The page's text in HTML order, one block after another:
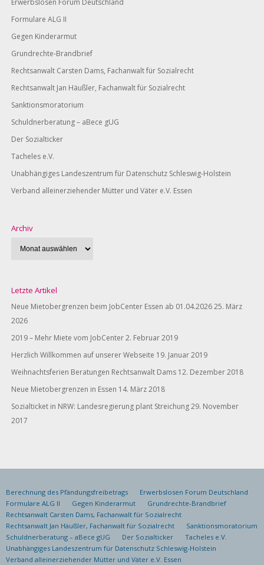
Erwerbslosen Forum Deutschland
Formulare ALG II
Gegen Kinderarmut
Grundrechte-Brandbrief
Rechtsanwalt Carsten Dams, Fachanwalt für Sozialrecht
Rechtsanwalt Jan Häußler, Fachanwalt für Sozialrecht
Sanktionsmoratorium
Schuldnerberatung – aBece gUG
Der Sozialticker
Tacheles e.V.
Unabhängiges Landeszentrum für Datenschutz Schleswig-Holstein
Verband alleinerziehender Mütter und Väter e.V. Essen
Archiv
Letzte Artikel
Neue Mietobergrenzen beim JobCenter Essen ab 01.04.202625. März
2026
2019 – Mehr Miete vom JobCenter2. Februar 2019
Herzlich Willkommen auf unserer Webseite 19. Januar 2019
Weihnachtsferien Beratungen Rechtsanwalt Dams 12. Dezember 2018
Neue Mietobergrenzen in Essen 14. März 2018
Sozialticket in NRW: Landesregierung plant Streichung29. November
2017
Berechnung des Pfändungsfreibetrags
Erwerbslosen Forum Deutschland
Formulare ALG II
Gegen Kinderarmut
Grundrechte-Brandbrief
Rechtsanwalt Carsten Dams, Fachanwalt für Sozialrecht
Rechtsanwalt Jan Häußler, Fachanwalt für Sozialrecht
Sanktionsmoratorium
Schuldnerberatung – aBece gUG
Der Sozialticker
Tacheles e.V.
Unabhängiges Landeszentrum für Datenschutz Schleswig-Holstein
Verband alleinerziehender Mütter und Väter e.V. Essen